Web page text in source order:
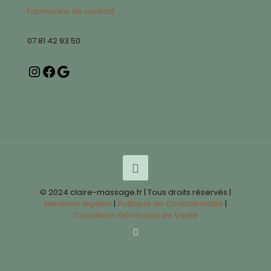
Formulaire de contact
07 81 42 93 50
© 2024 claire-massage.fr | Tous droits réservés |
Mentions légales | Politique de Confidentialité |
Conditions Générales de Vente